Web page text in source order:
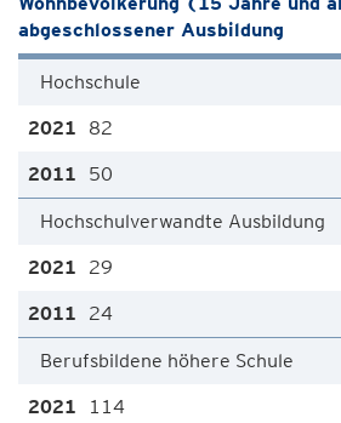
abgeschlossener Ausbildung
Hochschule
82
50
Hochschulverwandte Ausbildung
29
24
Berufsbildene höhere Schule
114